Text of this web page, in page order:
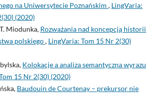
na Uniwersytecie Poznańskim , LingVaria:
(2020)
Miodunka, Rozważania nad koncepcją historii
polskiego, LingVaria: Tom 15 Nr 2(30)
Kolokacje a analiza semantyczna wyrazu
15 Nr 2(30) (2020)
Baudouin de Courtenay – prekursor nie